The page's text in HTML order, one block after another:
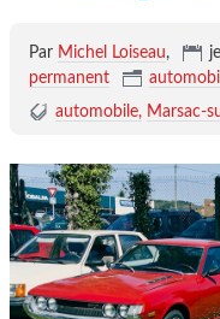
Par Michel Loiseau,
permanent
automobile
Marsac-